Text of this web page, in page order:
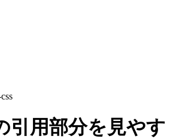
引用部分を見やす